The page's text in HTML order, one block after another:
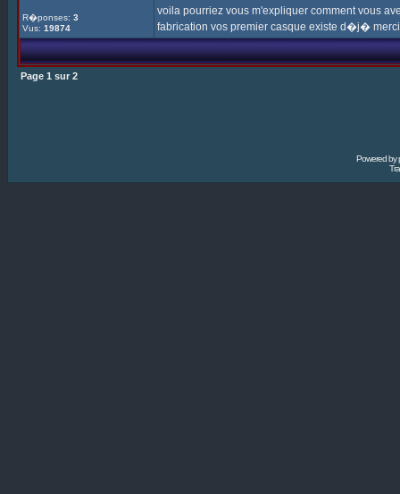
R�ponses: 3
Vus: 19874
voila pourriez vous m'expliquer comment vous
fabrication vos premier casque existe d�j�
Page 1 sur 2
Powered by